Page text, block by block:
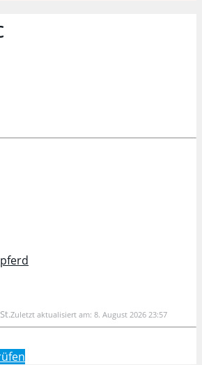
Zuletzt aktualisiert am: 8. August 2026 23:57